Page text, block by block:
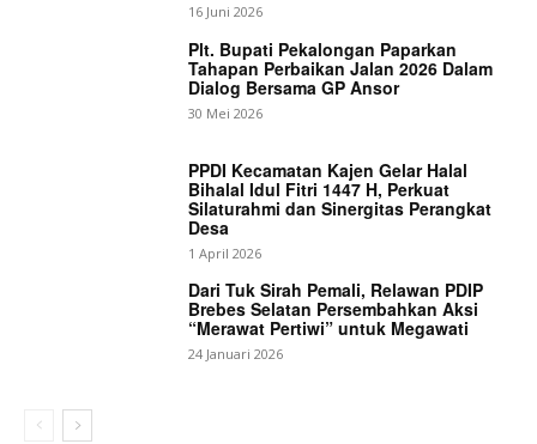
16 Juni 2026
Plt. Bupati Pekalongan Paparkan
Tahapan Perbaikan Jalan 2026 Dalam
Dialog Bersama GP Ansor
30 Mei 2026
PPDI Kecamatan Kajen Gelar Halal
Bihalal Idul Fitri 1447 H, Perkuat
Silaturahmi dan Sinergitas Perangkat
Desa
1 April 2026
Dari Tuk Sirah Pemali, Relawan PDIP
Brebes Selatan Persembahkan Aksi
“Merawat Pertiwi” untuk Megawati
24 Januari 2026